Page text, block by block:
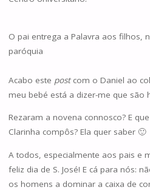
O pai entrega a Palavra aos filhos,
paróquia
Acabo este postcom o Daniel ao
meu bebé está a dizer-me que são
Rezaram a novena connosco? E
Clarinha compôs? Ela quer saber 🙂
A todos, especialmente aos pais e
feliz dia de S. José! E cá para nós:
os homens a dominar a caixa de